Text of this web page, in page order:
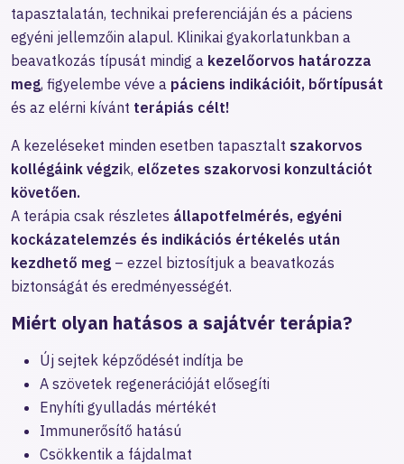
tapasztalatán, technikai preferenciáján és a páciens
egyéni jellemzőin alapul. Klinikai gyakorlatunkban a
beavatkozás típusát mindig a kezelőorvos határozza
meg, figyelembe véve a páciens indikációit, bőrtípusát
és az elérni kívánt terápiás célt!
A kezeléseket minden esetben tapasztalt szakorvos
kollégáink végzik, előzetes szakorvosi konzultációt
követően.
A terápia csak részletes állapotfelmérés, egyéni
kockázatelemzés és indikációs értékelés után
kezdhető meg – ezzel biztosítjuk a beavatkozás
biztonságát és eredményességét.
Miért olyan hatásos a sajátvér terápia?
Új sejtek képződését indítja be
A szövetek regenerációját elősegíti
Enyhíti gyulladás mértékét
Immunerősítő hatású
Csökkentik a fájdalmat